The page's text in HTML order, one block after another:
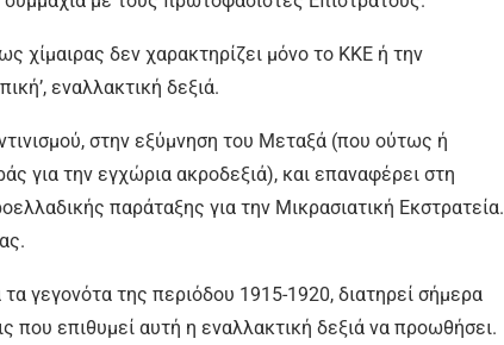
χίμαιρας δεν χαρακτηρίζει μόνο το ΚΚΕ ή την
εναλλακτική δεξιά.
στην εξύμνηση του Μεταξά (που ούτως ή
για την εγχώρια ακροδεξιά), και επαναφέρει στη
παράταξης για την Μικρασιατική Εκστρατεία.
τα γεγονότα της περιόδου 1915-1920, διατηρεί σήμερα
που επιθυμεί αυτή η εναλλακτική δεξιά να προωθήσει.